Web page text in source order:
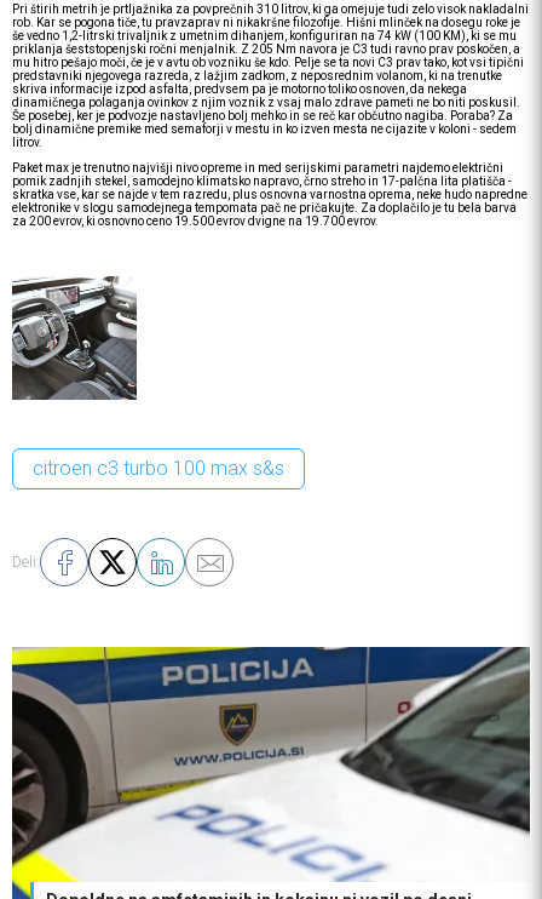
Pri štirih metrih je prtljažnika za povprečnih 310 litrov, ki ga omejuje tudi zelo visok nakladalni
rob. Kar se pogona tiče, tu pravzaprav ni nikakršne filozofije. Hišni mlinček na dosegu roke je
še vedno 1,2-litrski trivaljnik z umetnim dihanjem, konfiguriran na 74 kW (100 KM), ki se mu
priklanja šeststopenjski ročni menjalnik. Z 205 Nm navora je C3 tudi ravno prav poskočen, a
mu hitro pešajo moči, če je v avtu ob vozniku še kdo. Pelje se ta novi C3 prav tako, kot vsi tipični
predstavniki njegovega razreda, z lažjim zadkom, z neposrednim volanom, ki na trenutke
skriva informacije izpod asfalta, predvsem pa je motorno toliko osnoven, da nekega
dinamičnega polaganja ovinkov z njim voznik z vsaj malo zdrave pameti ne bo niti poskusil.
Še posebej, ker je podvozje nastavljeno bolj mehko in se reč kar občutno nagiba. Poraba? Za
bolj dinamične premike med semaforji v mestu in ko izven mesta ne cijazite v koloni - sedem
litrov.
Paket max je trenutno najvišji nivo opreme in med serijskimi parametri najdemo električni
pomik zadnjih stekel, samodejno klimatsko napravo, črno streho in 17-palčna lita platišča -
skratka vse, kar se najde v tem razredu, plus osnovna varnostna oprema, neke hudo napredne
elektronike v slogu samodejnega tempomata pač ne pričakujte. Za doplačilo je tu bela barva
za 200 evrov, ki osnovno ceno 19.500 evrov dvigne na 19.700 evrov.
citroen c3 turbo 100 max s&s
Deli: